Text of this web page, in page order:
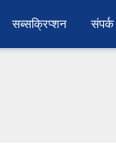
सब्सक्रिप्शन